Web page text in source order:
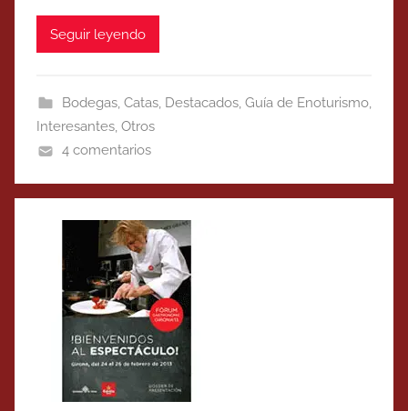
Seguir leyendo
Bodegas, Catas, Destacados, Guía de Enoturismo,
Interesantes, Otros
4 comentarios